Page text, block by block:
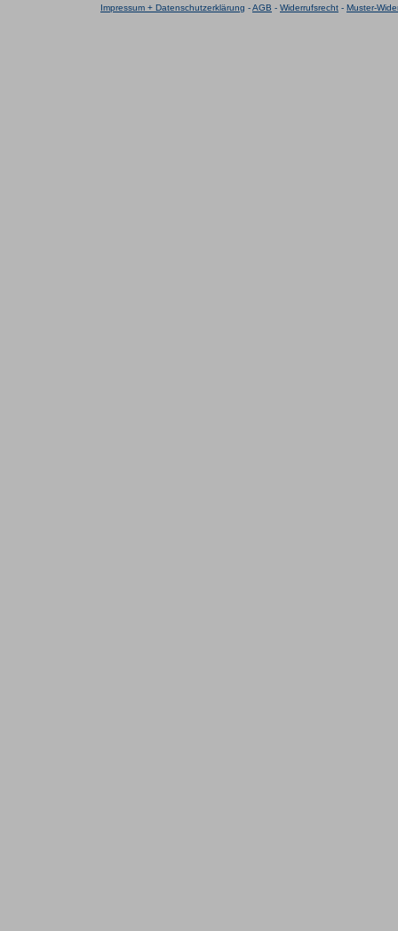
Impressum + Datenschutzerklärung -AGB - Widerrufsrecht - Muster-